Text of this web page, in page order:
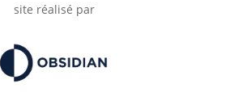
site réalisé par